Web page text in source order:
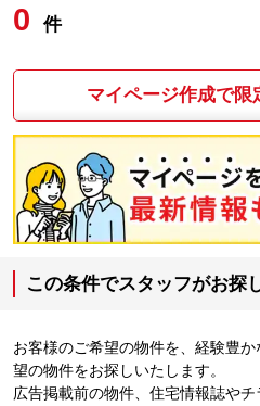
0 件
マイページ作成で限
この条件でスタッフがお探
お客様のご希望の物件を、経験豊
望の物件をお探しいたします。
広告掲載前の物件、住宅情報誌や